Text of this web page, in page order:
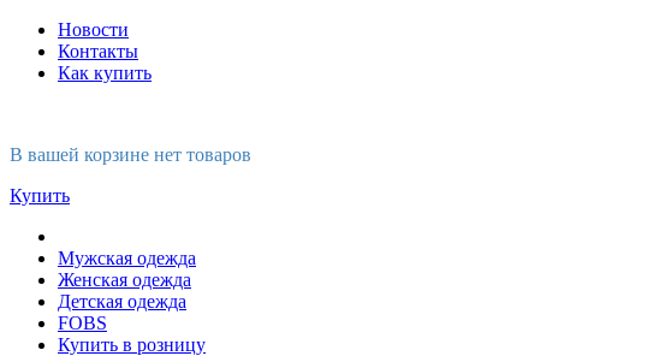
Новости
Контакты
Как купить
В вашей корзине нет товаров
Купить
Мужская одежда
Женская одежда
Детская одежда
FOBS
Купить в розницу